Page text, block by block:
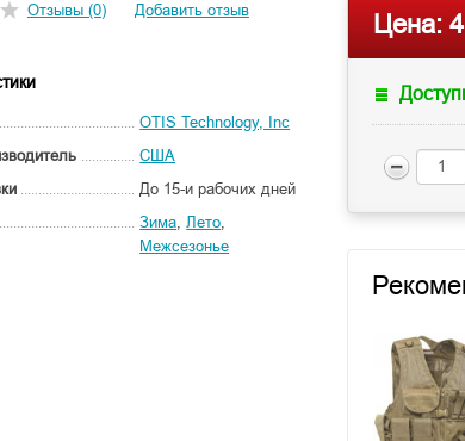
Отзывы (0) Добавить отзыв
OTIS Technology, Inc
США
До 15-и рабочих дней
Зима,Лето,
Межсезонье
Цена: